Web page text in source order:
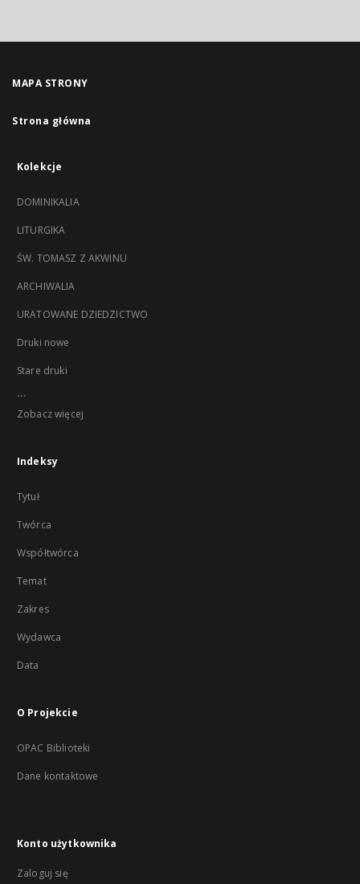
MAPA STRONY
Strona główna
Kolekcje
DOMINIKALIA
LITURGIKA
ŚW. TOMASZ Z AKWINU
ARCHIWALIA
URATOWANE DZIEDZICTWO
Druki nowe
Stare druki
...
Zobacz więcej
Indeksy
Tytuł
Twórca
Współtwórca
Temat
Zakres
Wydawca
Data
O Projekcie
OPAC Biblioteki
Dane kontaktowe
Konto użytkownika
Zaloguj się